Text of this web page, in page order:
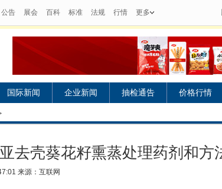
公告 展会 百科 标准 法规 行情 更多
国际新闻 企业新闻 抽检通告 价格行情
去壳葵花籽熏蒸处理药剂和方
来源：互联网